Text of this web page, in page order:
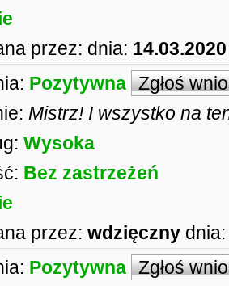
przez: dnia:
Pozytywna Zgłoś
Mistrz! I wszystko na
Wysoka
Bez zastrzeżeń
przez: wdzięczny dnia:
Pozytywna Zgłoś